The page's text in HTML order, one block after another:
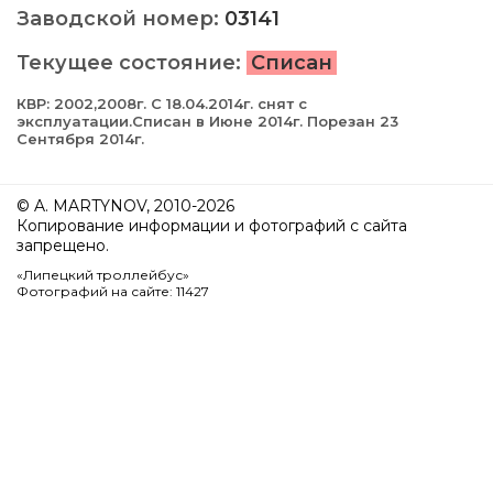
Заводской номер: 03141
Текущее состояние: Списан
КВР: 2002,2008г. С 18.04.2014г. снят с
эксплуатации.Списан в Июне 2014г. Порезан 23
Сентября 2014г.
© A. MARTYNOV, 2010-2026
Копирование информации и фотографий с сайта
запрещено.
«Липецкий троллейбус»
Фотографий на сайте: 11427